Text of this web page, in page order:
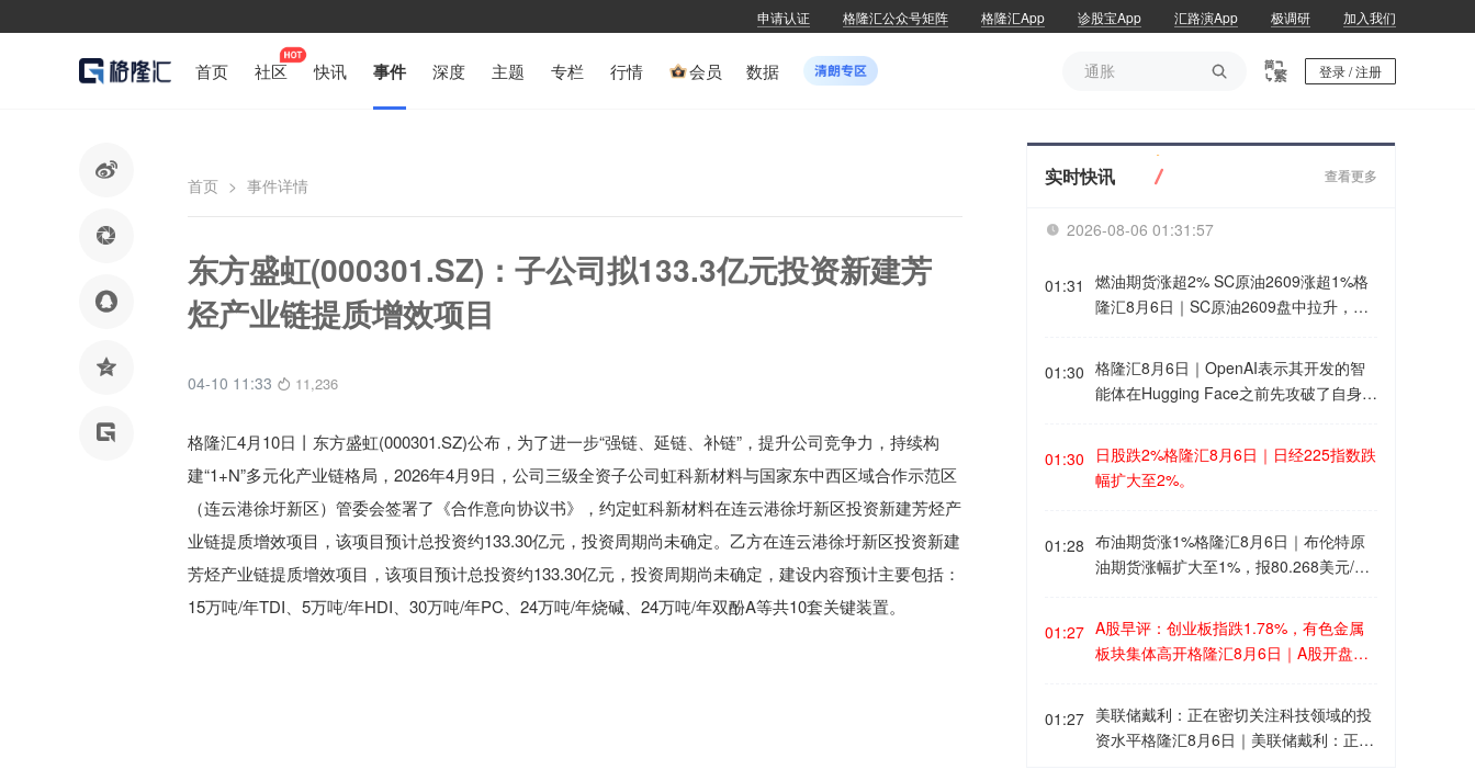
申请认证 格隆汇公众号矩阵 格隆汇App 诊股宝App 汇路演App 极调研 加入我们
首页 社区 快讯 事件 深度 主题 专栏 行情 会员 数据 
通胀
登录 / 注册





首页 > 事件详情
东方盛虹(000301.SZ)：子公司拟133.3亿元投资新建芳
烃产业链提质增效项目
04-10 11:33 11,236
格隆汇4月10日丨 东方盛虹(000301.SZ)公布， 为了进一步“强链、延链、补链”，提升公司竞争力，持续构
建“1+N”多元化产业链格局，2026年4月9日，公司三级全资子公司虹科新材料与国家东中西区域合作示范区
（连云港徐圩新区）管委会签署了《合作意向协议书》，约定虹科新材料在连云港徐圩新区投资新建芳烃产
业链提质增效项目，该项目预计总投资约133.30亿元，投资周期尚未确定。 乙方在连云港徐圩新区投资新建
芳烃产业链提质增效项目，该项目预计总投资约133.30亿元，投资周期尚未确定，建设内容预计主要包括：
15万吨/年TDI、5万吨/年HDI、30万吨/年PC、24万吨/年烧碱、24万吨/年双酚A等共10套关键装置。
实时快讯 查看更多
 2026-08-06 01:31:57
01:31
燃油期货涨超2% SC原油2609涨超1%格
隆汇8月6日｜SC原油2609盘中拉升，涨
交额约504.85亿元，日内增仓近1500
手，量仓活跃度同步抬升。燃油主力合约
日内涨超2%，现报3419.00元/吨。
01:30 格隆汇8月6日｜OpenAI表示其开发的智
能体在Hugging Face之前先攻破了自身系
01:30
日股跌2%格隆汇8月6日｜日经225指数跌
幅扩大至2%。
01:28 布油期货涨1%格隆汇8月6日｜布伦特原
油期货涨幅扩大至1%，报80.268美元/
01:27 A股早评：创业板指跌1.78%，有色金属
板块集体高开格隆汇8月6日｜A股开盘，
4.27点，深证成指跌1.15%，创业板指跌
1.78%。盘面上，有色金属板块集体高
开，半导体、电子化学品板块回调。
01:27 美联储戴利：正在密切关注科技领域的投
资水平格隆汇8月6日｜美联储戴利：正在